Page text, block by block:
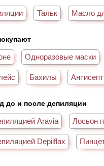
Тальк Масло
Одноразовые маски
Бахилы
до и после депиляции
Aravia Лосьон
Depilflax